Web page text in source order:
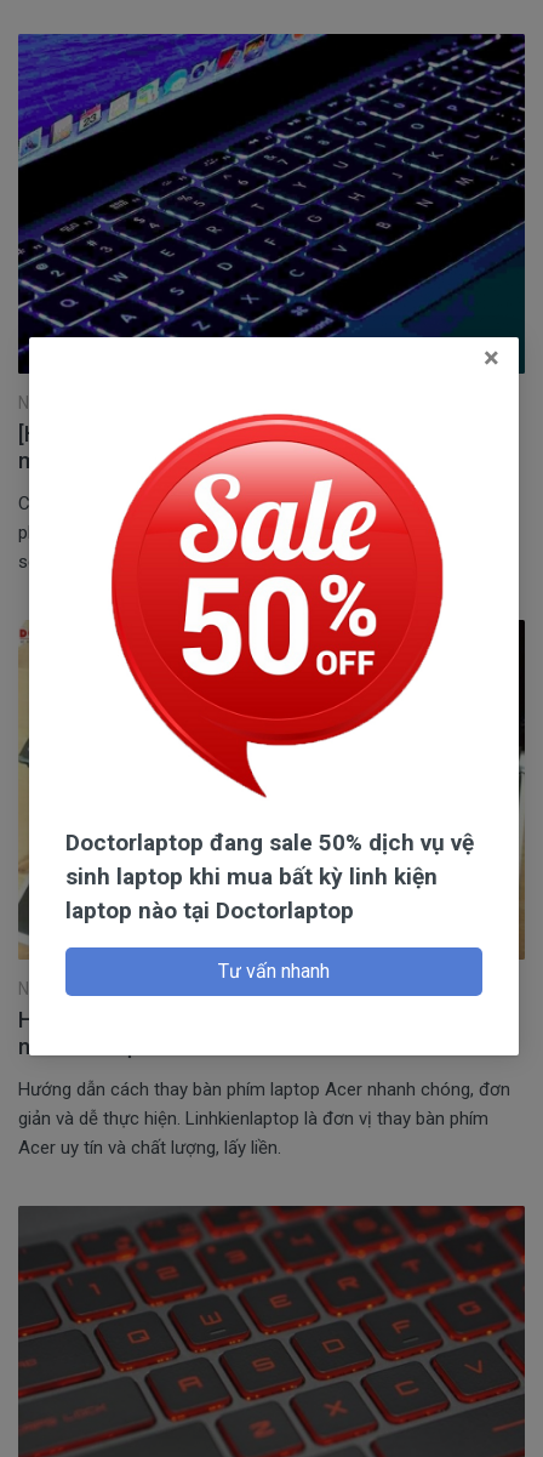
[Hé lộ] Cách thay đổi màu bàn phím laptop đơn giản
miễn phí
Ngày 10/12/2022
Cách thay đổi màu bàn phím laptop từ phím tắt cực nhanh và
phần mềm miễn phí. Hướng dẫn thay đổi màu bàn phím ở một
số laptop phổ biến mà bạn có thể tham khảo.
Hướng dẫn cách thay bàn phím laptop Acer cực
nhanh và cực dễ
Ngày 10/12/2022
Hướng dẫn cách thay bàn phím laptop Acer nhanh chóng, đơn
giản và dễ thực hiện. Linhkienlaptop là đơn vị thay bàn phím
Acer uy tín và chất lượng, lấy liền.
×
Doctorlaptop đang sale 50% dịch vụ vệ
sinh laptop khi mua bất kỳ linh kiện
laptop nào tại Doctorlaptop
Tư vấn nhanh